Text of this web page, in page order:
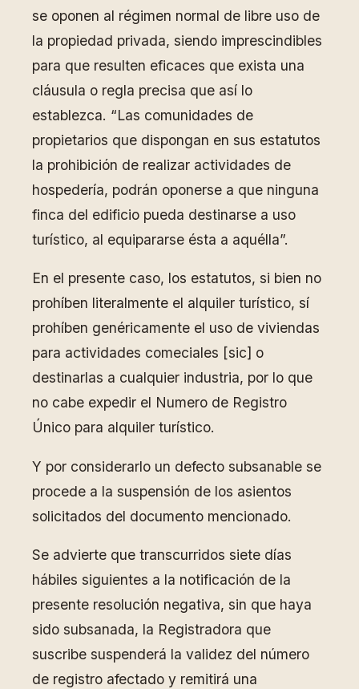
se oponen al régimen normal de libre uso de
la propiedad privada, siendo imprescindibles
para que resulten eficaces que exista una
cláusula o regla precisa que así lo
establezca. “Las comunidades de
propietarios que dispongan en sus estatutos
la prohibición de realizar actividades de
hospedería, podrán oponerse a que ninguna
finca del edificio pueda destinarse a uso
turístico, al equipararse ésta a aquélla”.
En el presente caso, los estatutos, si bien no
prohíben literalmente el alquiler turístico, sí
prohíben genéricamente el uso de viviendas
para actividades comeciales [sic] o
destinarlas a cualquier industria, por lo que
no cabe expedir el Numero de Registro
Único para alquiler turístico.
Y por considerarlo un defecto subsanable se
procede a la suspensión de los asientos
solicitados del documento mencionado.
Se advierte que transcurridos siete días
hábiles siguientes a la notificación de la
presente resolución negativa, sin que haya
sido subsanada, la Registradora que
suscribe suspenderá la validez del número
de registro afectado y remitirá una